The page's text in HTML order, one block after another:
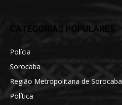
CATEGORIAS POPULARES
Polícia
Sorocaba
Região Metropolitana de Sorocaba
Política